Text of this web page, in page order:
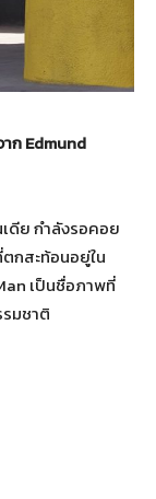
กEdmund
ดีย กำลังรอคอย
ตกสะท้อนอยู่ใน
เป็นชื่อภาพที่
มชาติ